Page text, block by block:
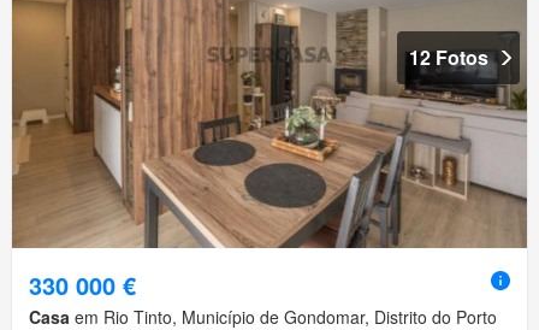
12 Fotos
330 000 €
Casa em Rio Tinto, Município de Gondomar, Distrito do Porto